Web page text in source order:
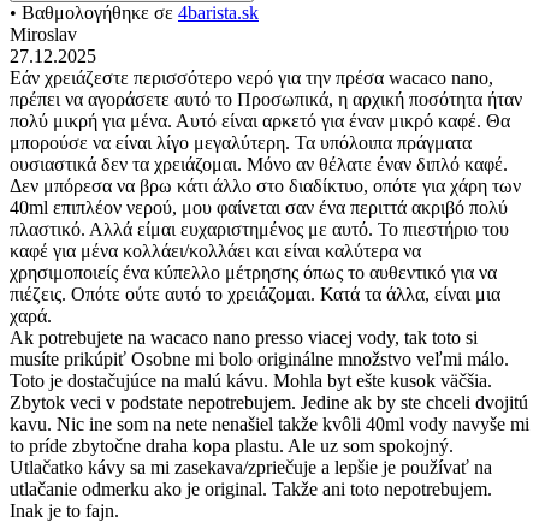
• Βαθμολογήθηκε σε 4barista.sk
Miroslav
27.12.2025
Εάν χρειάζεστε περισσότερο νερό για την πρέσα wacaco nano,
πρέπει να αγοράσετε αυτό το Προσωπικά, η αρχική ποσότητα ήταν
πολύ μικρή για μένα. Αυτό είναι αρκετό για έναν μικρό καφέ. Θα
μπορούσε να είναι λίγο μεγαλύτερη. Τα υπόλοιπα πράγματα
ουσιαστικά δεν τα χρειάζομαι. Μόνο αν θέλατε έναν διπλό καφέ.
Δεν μπόρεσα να βρω κάτι άλλο στο διαδίκτυο, οπότε για χάρη των
40ml επιπλέον νερού, μου φαίνεται σαν ένα περιττά ακριβό πολύ
πλαστικό. Αλλά είμαι ευχαριστημένος με αυτό. Το πιεστήριο του
καφέ για μένα κολλάει/κολλάει και είναι καλύτερα να
χρησιμοποιείς ένα κύπελλο μέτρησης όπως το αυθεντικό για να
πιέζεις. Οπότε ούτε αυτό το χρειάζομαι. Κατά τα άλλα, είναι μια
χαρά.
Ak potrebujete na wacaco nano presso viacej vody, tak toto si
musíte prikúpiť Osobne mi bolo originálne množstvo veľmi málo.
Toto je dostačujúce na malú kávu. Mohla byt ešte kusok väčšia.
Zbytok veci v podstate nepotrebujem. Jedine ak by ste chceli dvojitú
kavu. Nic ine som na nete nenašiel takže kvôli 40ml vody navyše mi
to príde zbytočne draha kopa plastu. Ale uz som spokojný.
Utlačatko kávy sa mi zasekava/zpriečuje a lepšie je používať na
utlačanie odmerku ako je original. Takže ani toto nepotrebujem.
Inak je to fajn.